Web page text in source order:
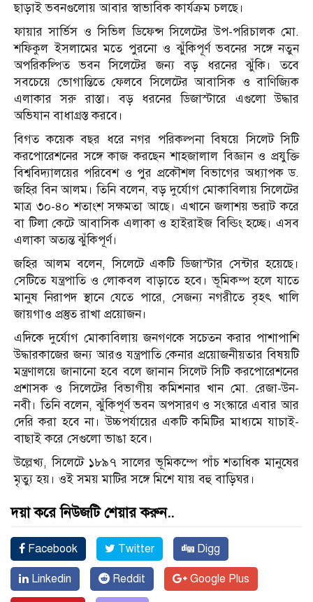
ছাড়াই ভবনগুলোয় আবার স্বাভাবিক কার্যক্রম চলছে।
ফায়ার সার্ভিস ও সিভিল ডিফেন্স সিলেটের উপ-পরিচালক মো.
শফিকুল ইসলামের মতে পুরনো ও ঝুঁকিপূর্ণ ভবনের সঙ্গে নতুন
অপরিকল্পিত ভবন সিলেটের জন্য বড় ধরনের ঝুঁকি। তবে
সবচেয়ে ভোগান্তিতে ফেলবে সিলেটের আবাসিক ও বাণিজ্যিক
এলাকার সরু রাস্তা। বড় ধরনের ডিজাস্টারে এগুলো উদ্ধার
অভিযান বাধাগ্রস্ত করবে।
বিগত কয়েক বছর ধরে নগর পরিকল্পনা বিষয়ে সিলেট সিটি
করপোরেশনের সঙ্গে কাজ করছেন শাহজালাল বিজ্ঞান ও প্রযুক্তি
বিশ্ববিদ্যালয়ের পরিবেশ ও পুর প্রকৌশল বিভাগের অধ্যাপক ড.
জহির বিন আলম। তিনি বলেন, বড় দুর্যোগ মোকাবিলায় সিলেটের
মাত্র ৩০-৪০ শতাংশ সক্ষমতা আছে। এখানে জলাশয় ভরাট করে
বা টিলা কেটে আবাসিক এলাকা ও হাইরাইজ বিল্ডিং হচ্ছে। এসব
এলাকা অত্যন্ত ঝুঁকিপূর্ণ।
জহির আলম বলেন, সিলেটে একটি ডিজাস্টার সেন্টার হয়েছে।
সেটিতে যন্ত্রপাতি ও লোকবল বাড়াতে হবে। ভূমিকম্প হলে যাতে
মানুষ নিরাপদ স্থানে যেতে পারে, সেজন্য নগরীতে বৃহৎ খালি
জায়গাও প্রস্তুত রাখা প্রয়োজন।
এদিকে দুর্যোগ মোকাবিলায় জনগণকে সচেতন করার পাশাপাশি
উদ্ধারকাজের জন্য আরও যন্ত্রপাতি কেনার প্রয়োজনীয়তার বিষয়টি
মন্ত্রণালয়ে জানানো হবে বলে জানান সিলেট সিটি করপোরেশনের
প্রশাসক ও সিলেটের বিভাগীয় কমিশনার খান মো. রেজা-উন-
নবী। তিনি বলেন, ঝুঁকিপূর্ণ ভবন অপসারণ ও সংস্কারে এবার আর
দেরি করা হবে না। উচ্চপর্যায়ের একটি কমিটির মাধ্যমে যাচাই-
বাছাই করে সেগুলো ভাঙা হবে।
উল্লেখ্য, সিলেটে ১৮৯৭ সালের ভূমিকম্পে পাঁচ শতাধিক মানুষের
মৃত্যু হয়। ওই সময় মাটির সঙ্গে মিশে যায় বহু বাড়িঘর।
দয়া করে নিউজটি শেয়ার করুন..
Facebook Twitter Digg
Linkedin Reddit Google Plus